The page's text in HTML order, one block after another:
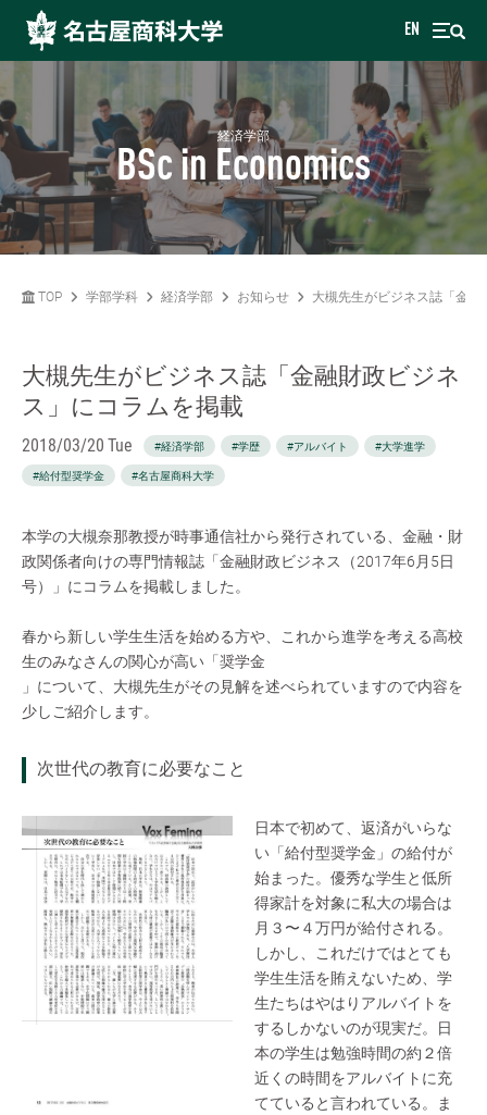
EN
経済学部
BSc in Economics
TOP 学部学科 経済学部 お知らせ 大槻先生がビジネス誌「金
大槻先生がビジネス誌「金融財政ビジネ
ス」にコラムを掲載
2018/03/20 Tue #経済学部 #学歴 #アルバイト #大学進学
#給付型奨学金 #名古屋商科大学
本学の大槻奈那教授が時事通信社から発行されている、金融・財
政関係者向けの専門情報誌「金融財政ビジネス（2017年6月5日
号）」にコラムを掲載しました。
春から新しい学生生活を始める方や、これから進学を考える高校
生のみなさんの関心が高い「奨学金
」について、大槻先生がその見解を述べられていますので内容を
少しご紹介します。
次世代の教育に必要なこと
日本で初めて、返済がいらな
い「給付型奨学金」の給付が
始まった。優秀な学生と低所
得家計を対象に私大の場合は
月３〜４万円が給付される。
しかし、これだけではとても
学生生活を賄えないため、学
生たちはやはりアルバイトを
するしかないのが現実だ。日
本の学生は勉強時間の約２倍
近くの時間をアルバイトに充
てていると言われている。ま